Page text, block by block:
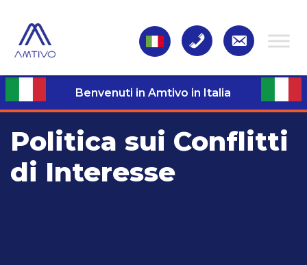
Benvenuti in Amtivo in Italia
Politica sui Conflitti
di Interesse